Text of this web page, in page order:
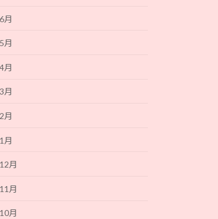
月
月
月
月
月
月
月
月
月